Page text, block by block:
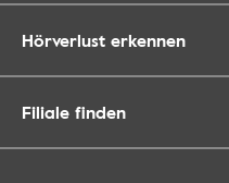
Hörverlust erkennen
Filiale finden